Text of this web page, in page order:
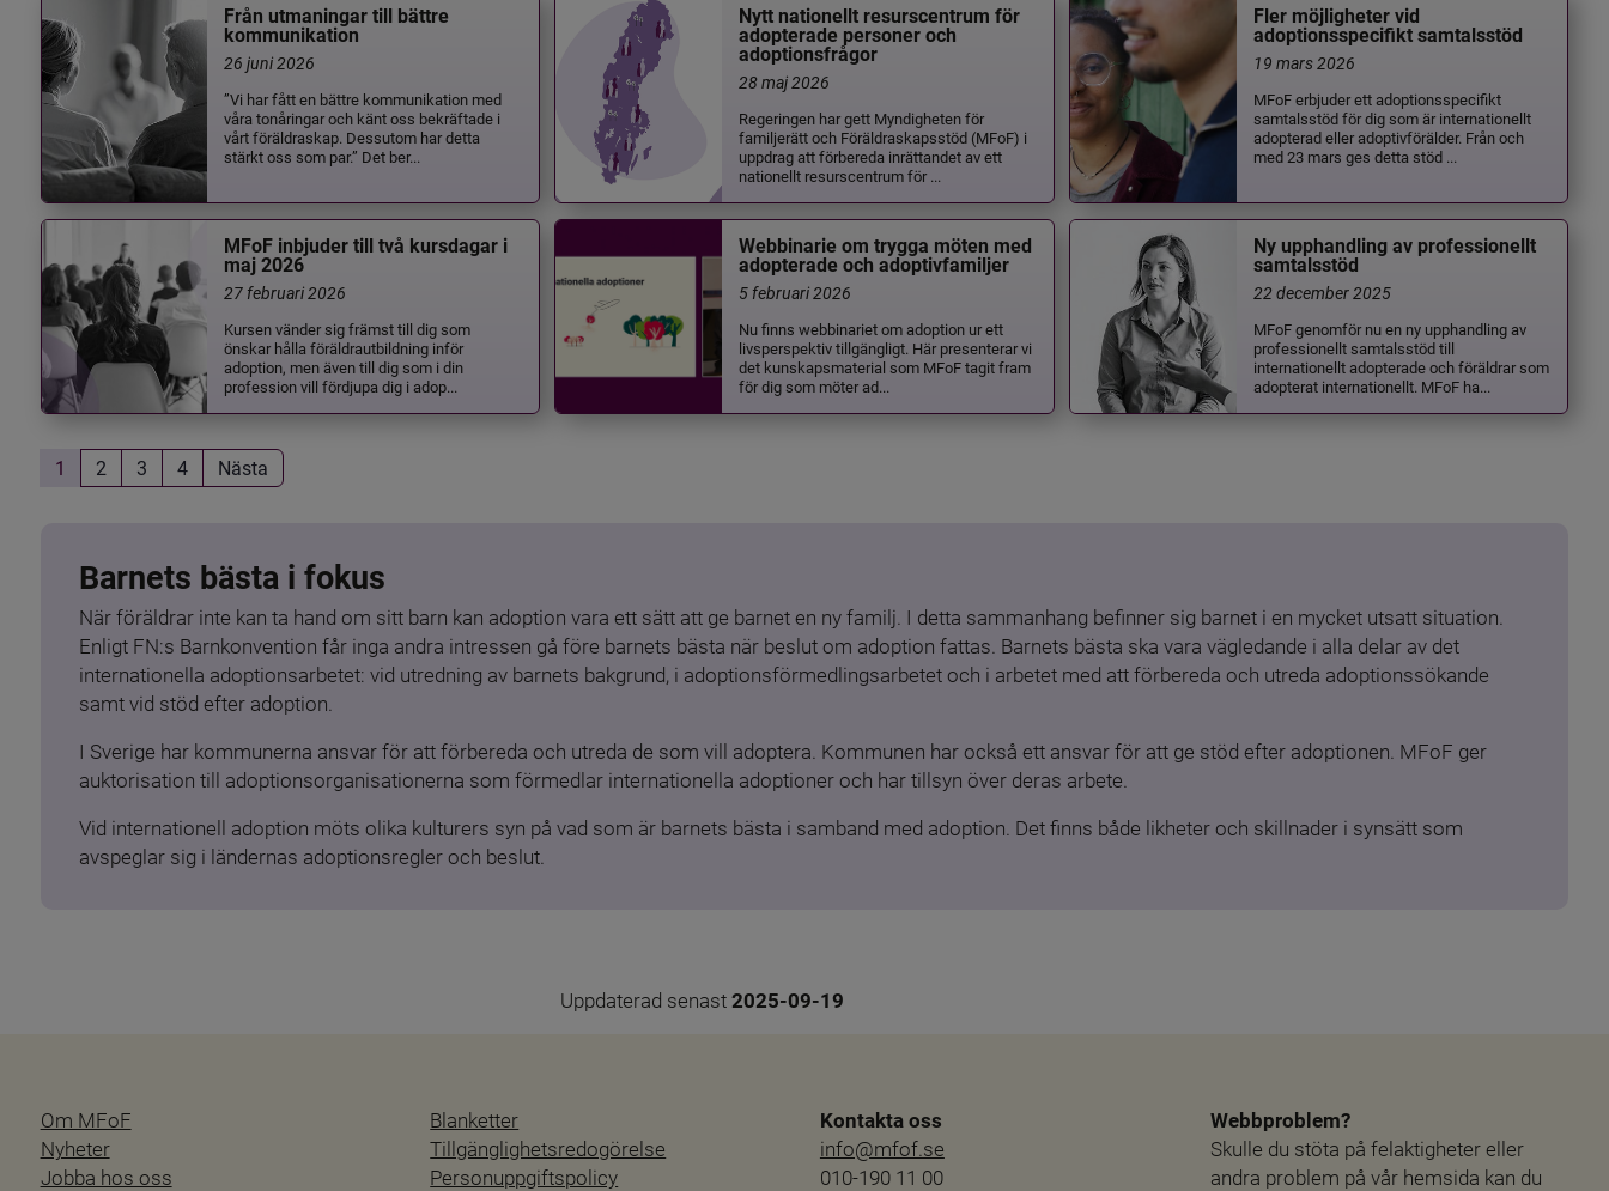
Från utmaningar till bättre
kommunikation
26 juni 2026
”Vi har fått en bättre kommunikation med
våra tonåringar och känt oss bekräftade i
vårt föräldraskap. Dessutom har detta
stärkt oss som par.” Det ber...
Nytt nationellt resurscentrum för
adopterade personer och
adoptionsfrågor
28 maj 2026
Regeringen har gett Myndigheten för
familjerätt och Föräldraskapsstöd (MFoF) i
uppdrag att förbereda inrättandet av ett
nationellt resurscentrum för ...
Fler möjligheter vid
adoptionsspecifikt samtalsstöd
19 mars 2026
MFoF erbjuder ett adoptionsspecifikt
samtalsstöd för dig som är internationellt
adopterad eller adoptivförälder. Från och
med 23 mars ges detta stöd ...
MFoF inbjuder till två kursdagar i
maj 2026
27 februari 2026
Kursen vänder sig främst till dig som
önskar hålla föräldrautbildning inför
adoption, men även till dig som i din
profession vill fördjupa dig i adop...
Webbinarie om trygga möten med
adopterade och adoptivfamiljer
5 februari 2026
Nu finns webbinariet om adoption ur ett
livsperspektiv tillgängligt. Här presenterar vi
det kunskapsmaterial som MFoF tagit fram
för dig som möter ad...
Ny upphandling av professionellt
samtalsstöd
22 december 2025
MFoF genomför nu en ny upphandling av
professionellt samtalsstöd till
internationellt adopterade och föräldrar som
adopterat internationellt. MFoF ha...
1 2 3 4 Nästa
Barnets bästa i fokus
När föräldrar inte kan ta hand om sitt barn kan adoption vara ett sätt att ge barnet en ny familj. I detta sammanhang befinner sig barnet i en mycket utsatt situation.
Enligt FN:s Barnkonvention får inga andra intressen gå före barnets bästa när beslut om adoption fattas. Barnets bästa ska vara vägledande i alla delar av det
internationella adoptionsarbetet: vid utredning av barnets bakgrund, i adoptionsförmedlingsarbetet och i arbetet med att förbereda och utreda adoptionssökande
samt vid stöd efter adoption.
I Sverige har kommunerna ansvar för att förbereda och utreda de som vill adoptera. Kommunen har också ett ansvar för att ge stöd efter adoptionen. MFoF ger
auktorisation till adoptionsorganisationerna som förmedlar internationella adoptioner och har tillsyn över deras arbete.
Vid internationell adoption möts olika kulturers syn på vad som är barnets bästa i samband med adoption. Det finns både likheter och skillnader i synsätt som
avspeglar sig i ländernas adoptionsregler och beslut.
Uppdaterad senast 2025-09-19
Om MFoF
Nyheter
Jobba hos oss
Blanketter
Tillgänglighetsredogörelse
Personuppgiftspolicy
Kontakta oss
info@mfof.se
010-190 11 00
Webbproblem?
Skulle du stöta på felaktigheter eller
andra problem på vår hemsida kan du